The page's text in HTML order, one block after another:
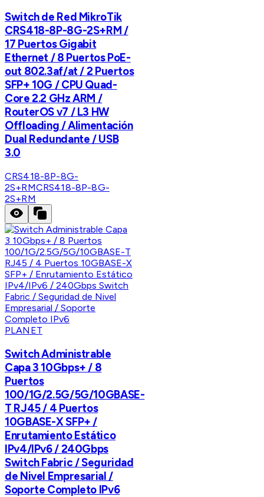
Switch de Red MikroTik
CRS418-8P-8G-2S+RM /
17 Puertos Gigabit
Ethernet / 8 Puertos PoE-
out 802.3af/at / 2 Puertos
SFP+ 10G / CPU Quad-
Core 2.2 GHz ARM /
RouterOS v7 / L3 HW
Offloading / Alimentación
Dual Redundante / USB
3.0
CRS418-8P-8G-
2S+RMCRS418-8P-8G-
2S+RM
PLANET
Switch Administrable
Capa 3 10Gbps+ / 8
Puertos
100/1G/2.5G/5G/10GBASE-
T RJ45 / 4 Puertos
10GBASE-X SFP+ /
Enrutamiento Estático
IPv4/IPv6 / 240Gbps
Switch Fabric / Seguridad
de Nivel Empresarial /
Soporte Completo IPv6